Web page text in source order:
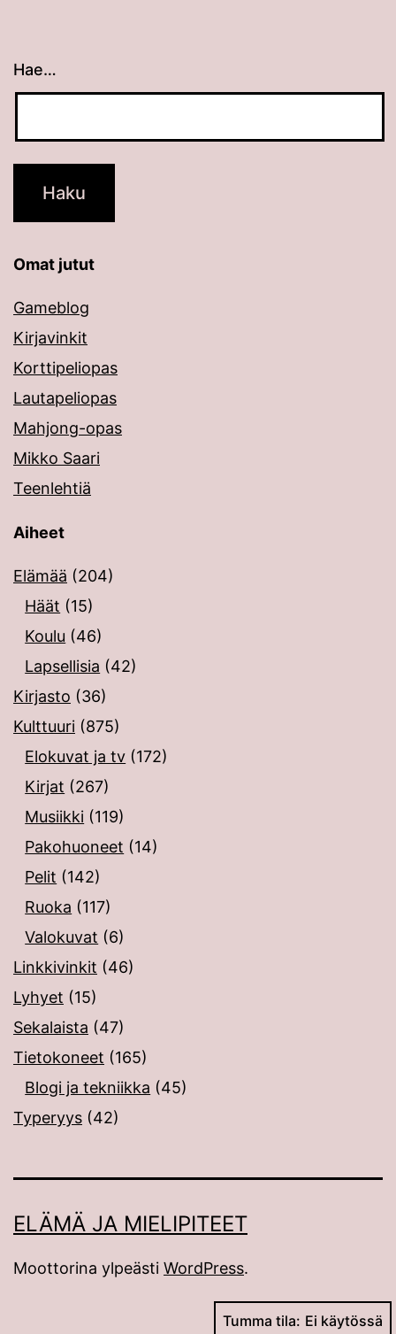
Hae…
Kun tuloksia tulee, voit selata niitä
Omat jutut
Gameblog
Kirjavinkit
Korttipeliopas
Lautapeliopas
Mahjong-opas
Mikko Saari
Teenlehtiä
Aiheet
Elämää (204)
Häät (15)
Koulu (46)
Lapsellisia (42)
Kirjasto (36)
Kulttuuri (875)
Elokuvat ja tv (172)
Kirjat (267)
Musiikki (119)
Pakohuoneet (14)
Pelit (142)
Ruoka (117)
Valokuvat (6)
Linkkivinkit (46)
Lyhyet (15)
Sekalaista (47)
Tietokoneet (165)
Blogi ja tekniikka (45)
Typeryys (42)
ELÄMÄ JA MIELIPITEET
Moottorina ylpeästi WordPress.
Tumma tila: